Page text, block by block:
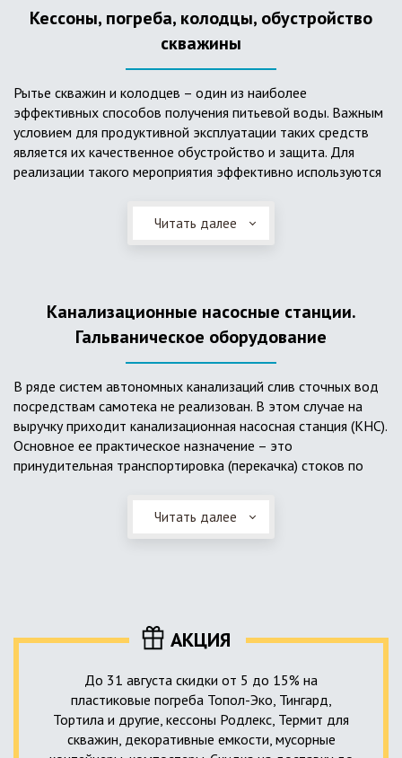
достоинства обуславливают большую популярность
септика из железобетонных колец.
Кессоны, погреба, колодцы, обустройство
скважины
Рытье скважин и колодцев – один из наиболее
эффективных способов получения питьевой воды. Важным
условием для продуктивной эксплуатации таких средств
является их качественное обустройство и защита. Для
реализации такого мероприятия эффективно используются
Главное и неоспоримое преимущество кессонов – это
возможность эксплуатации в условиях пониженных
подвержены промерзанию. Оптимальный вариант
установки железобетонных кессонов – это заниженный
уровень грунтовых вод (УГВ) на участке, а кессон,
выполненный из пластика, может служить на территории с
высоким УГВ.
Очищенная вода без перебоев – незабвенная мечта
каждого владельца загородного дома. Чтобы выполнить
установку кессонов, погребов и колодцев, вам непременно
следует воспользоваться услугами специалистов нашей
компании. Мы максимально оперативно и качественно
проведем весь комплекс изыскательских мероприятий,
выполним необходимые расчеты и проектирование,
Читать далее
Канализационные насосные станции.
Гальваническое оборудование
В ряде систем автономных канализаций слив сточных вод
посредствам самотека не реализован. В этом случае на
выручку приходит канализационная насосная станция (КНС).
Основное ее практическое назначение – это
принудительная транспортировка (перекачка) стоков по
Такая станция может позиционироваться как в подвальном
помещении дома, так и функционировать в условиях
от исполнения.
Читать далее
АКЦИЯ
До 31 августа скидки от 5 до 15% на
пластиковые погреба Топол-Эко, Тингард,
Тортила и другие, кессоны Родлекс, Термит для
скважин, декоративные емкости, мусорные